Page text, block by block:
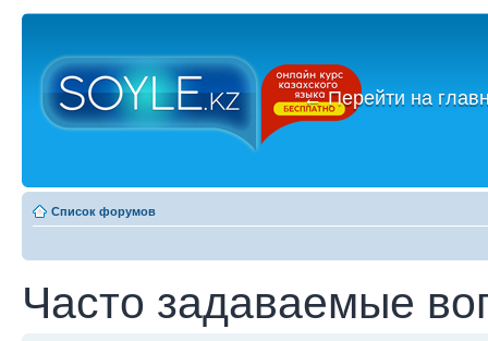
←Перейти на
Список форумов
Часто задаваемые